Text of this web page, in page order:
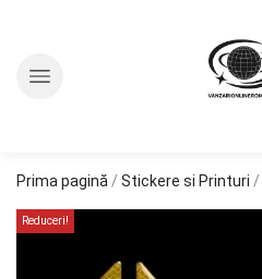
Prima pagină / Stickere si Printuri /
Reduceri!